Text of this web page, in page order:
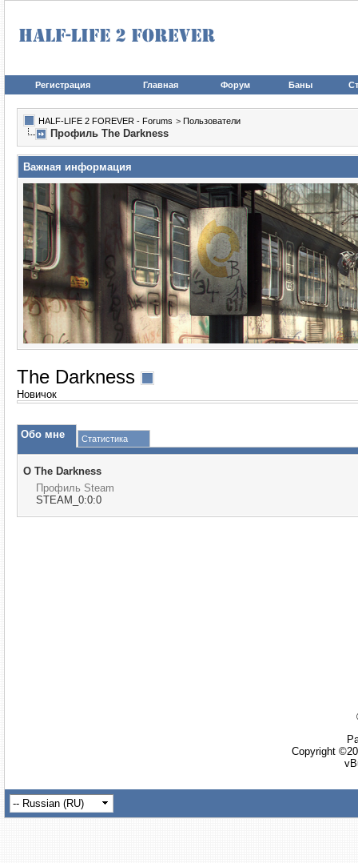
Регистрация Главная Форум Баны
HALF-LIFE 2 FOREVER - Forums > Пользователи
Профиль The Darkness
Важная информация
The Darkness
Новичок
Обо мне Статистика
О The Darkness
Профиль Steam
STEAM_0:0:0
Copyright